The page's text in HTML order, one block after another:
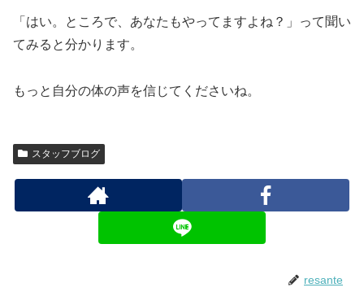
「はい。ところで、あなたもやってますよね？」って聞い
てみると分かります。
もっと自分の体の声を信じてくださいね。
スタッフブログ
resante